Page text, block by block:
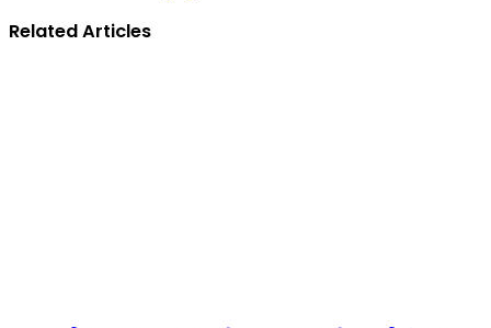
Related Articles